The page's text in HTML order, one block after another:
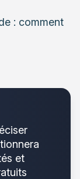
: comment
et